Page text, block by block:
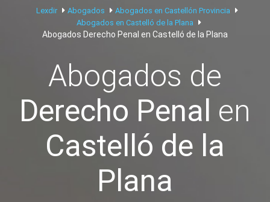
Lexdir Abogados
Abogados en Castellón Provincia
Abogados en Castelló de la Plana
Abogados Derecho Penal en Castelló de la Plana
Abogados de
Derecho Penal en
Castelló de la
Plana